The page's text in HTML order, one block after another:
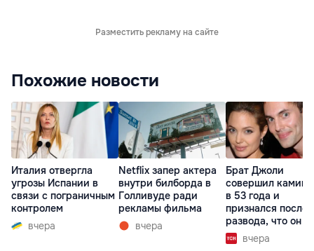
Разместить рекламу на сайте
Похожие новости
Италия отвергла
угрозы Испании в
связи с пограничным
контролем
вчера
Netflix запер актера
внутри билборда в
Голливуде ради
рекламы фильма
вчера
Брат Джоли
совершил
в 53 года и
признался после
развода, что он
вчера